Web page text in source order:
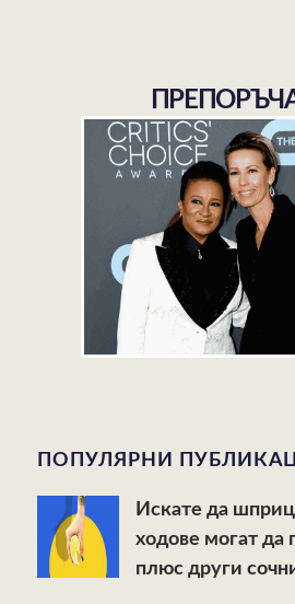
ПОПУЛЯРНИ
Искате да
ходове могат да
плюс други